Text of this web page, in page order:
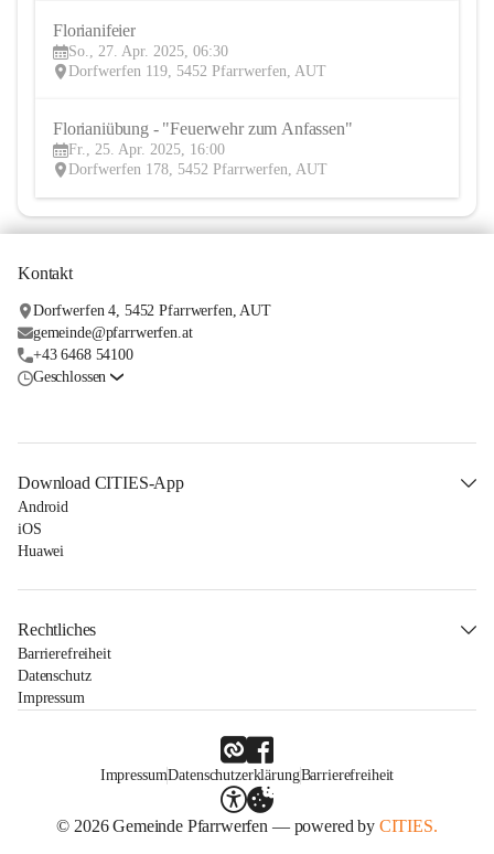
Florianifeier
So., 27. Apr. 2025, 06:30
Dorfwerfen 119, 5452 Pfarrwerfen, AUT
Florianiübung - "Feuerwehr zum Anfassen"
Fr., 25. Apr. 2025, 16:00
Dorfwerfen 178, 5452 Pfarrwerfen, AUT
Kontakt
Dorfwerfen 4, 5452 Pfarrwerfen, AUT
gemeinde@pfarrwerfen.at
+43 6468 54100
Geschlossen
Download CITIES-App
Android
iOS
Huawei
Rechtliches
Barrierefreiheit
Datenschutz
Impressum
ImpressumDatenschutzerklärungBarrierefreiheit
© 2026 Gemeinde Pfarrwerfen — powered by CITIES.